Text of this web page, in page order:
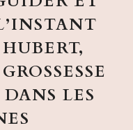
LES